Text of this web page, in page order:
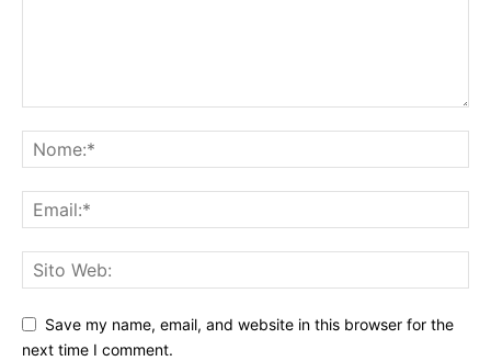
Save my name, email, and website in this browser for the
next time I comment.